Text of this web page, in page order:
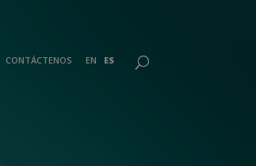
CONTÁCTENOS EN ES